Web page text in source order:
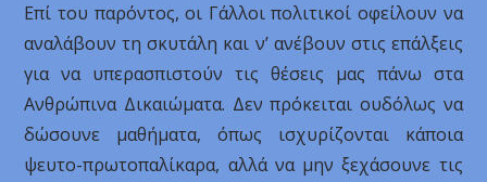
Επί του παρόντος, οι Γάλλοι πολιτικοί οφείλουν να
αναλάβουν τη σκυτάλη και ν’ ανέβουν στις επάλξεις
για να υπερασπιστούν τις θέσεις μας πάνω στα
Ανθρώπινα Δικαιώματα. Δεν πρόκειται ουδόλως να
δώσουνε μαθήματα, όπως ισχυρίζονται κάποια
ψευτο-πρωτοπαλίκαρα, αλλά να μην ξεχάσουνε τις